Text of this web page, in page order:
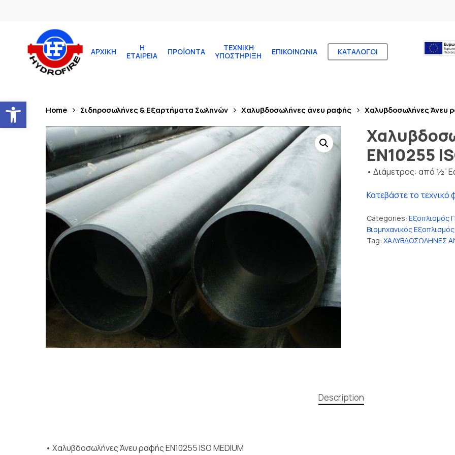
Ανοίξτε τη γραμμή εργαλείων
ΑΡΧΙΚΉ
Η
ΕΤΑΙΡΕΊΑ
ΠΡΟΪΌΝΤΑ
ΤΕΧΝΙΚΉ
ΥΠΟΣΤΉΡΙΞΗ
ΕΠΙΚΟΙΝΩΝΊΑ ΚΑΤΆΛΟΓΟΙ
Home Σιδηροσωλήνες & Εξαρτήματα Σωληνών Χαλυβδοσωλήνες άνευ ραφής Χαλυβδοσωλήνες Άνευ
EN10255
• Διάμετρος: από ½”
Κατεβάστε το τεχνικό
Categories: Εξοπλισμός
Βιομηχανικός Εξοπλισμός,
Tag: ΧΑΛΥΒΔΟΣΩΛΗΝΕΣ
Description
• Χαλυβδοσωλήνες Άνευ ραφής EN10255 ISO MEDIUM